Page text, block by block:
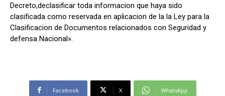
Síganos
Síganos
Decreto,declasificar toda informacion que haya sido
clasificada como reservada en aplicacion de la la Ley para la
Clasificacion de Documentos relacionados con Seguridad y
defensa Nacional».
Facebook X WhatsApp